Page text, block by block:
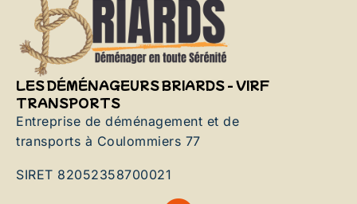
LES DÉMÉNAGEURS BRIARDS - VIRF
TRANSPORTS
Entreprise de déménagement et de
transports à Coulommiers 77
SIRET 82052358700021